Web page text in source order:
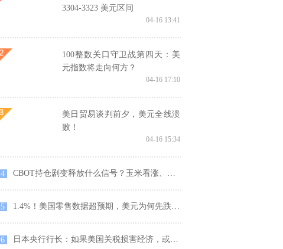
3304-3323 美元区间
04-16 13:41
100整数关口守卫战第四天：美
元指数将走向何方？
04-16 17:10
美日贸易谈判前夕，美元全线溃
败！
04-16 15:34
4 CBOT持仓剧变释放什么信号？玉米看涨、小麦承压，谷物期货走势分化！
5 1.4%！美国零售数据超预期，美元为何先跌后涨？
6 日本央行行长：如果美国关税损害经济，或暂停加息周期